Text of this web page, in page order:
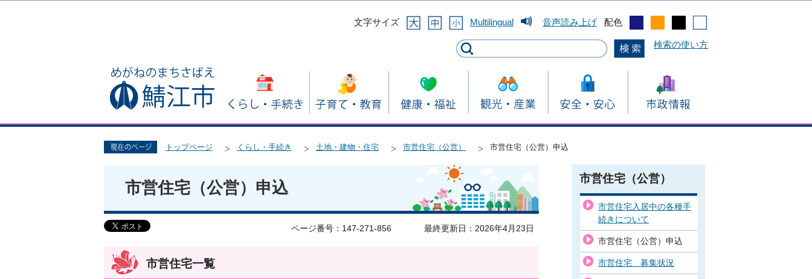
文字サイズ
Multilingual 音声読み上げ 配色
検索の使い方
トップページ くらし・手続き 土地・建物・住宅 市営住宅（公営） 市営住宅（公営）申込
市営住宅（公営）申込
ページ番号：147-271-856 最終更新日：2026年4月23日
市営住宅一覧
市営住宅（公営）
市営住宅入居中の各種手
続きについて
市営住宅（公営）申込
市営住宅 募集状況